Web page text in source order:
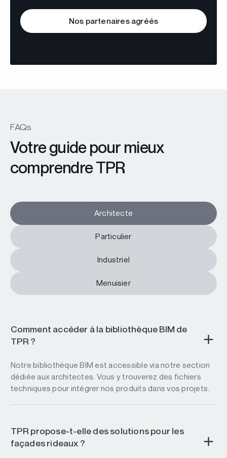
Nos partenaires agréés
FAQs
Votre guide pour mieux
comprendre TPR
Architecte
Particulier
Industriel
Menuisier
Comment accéder à la bibliothèque BIM de
TPR ?
Notre bibliothèque BIM est accessible via notre section
dédiée aux architectes. Vous y trouverez des fichiers
techniques pour intégrer nos produits dans vos projets.
TPR propose-t-elle des solutions pour les
façades rideaux ?